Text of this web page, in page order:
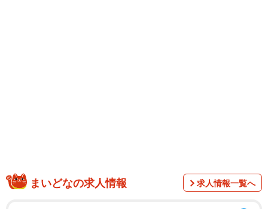
前にかつての親友ひかり（森田望智）が13年ぶりに現れ、
まいどなの求人情報 求人情報一覧へ